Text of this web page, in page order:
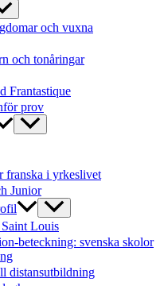
och vuxna
och tonåringar
Frantastique
prov
franska i yrkeslivet
Junior
Louis
beteckning: svenska skolor
distansutbildning